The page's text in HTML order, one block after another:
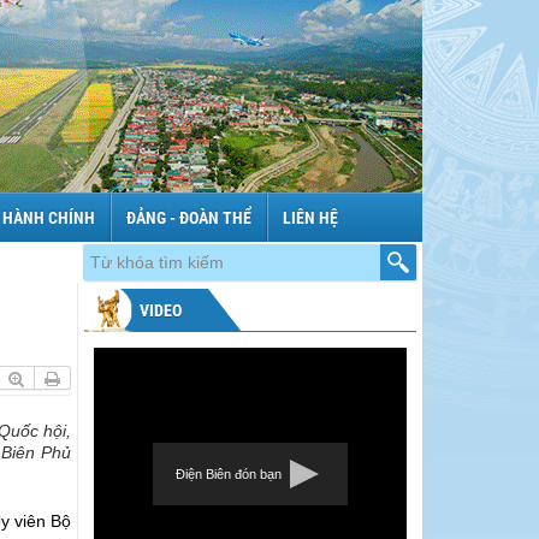
CHÍNH ĐẢNG - ĐOÀN THỂ LIÊN HỆ
hội,
Phủ
viên Bộ
VIDEO
Điện Biên đón bạn